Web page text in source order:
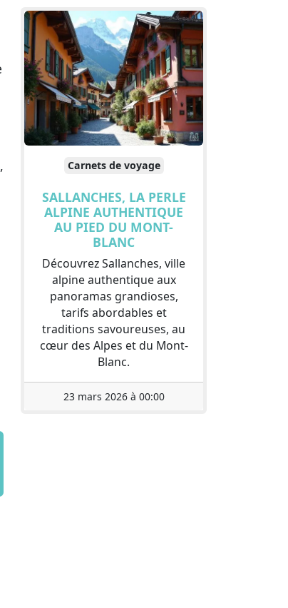
Carnets de voyage
SALLANCHES, LA PERLE
ALPINE AUTHENTIQUE
AU PIED DU MONT-
BLANC
Découvrez Sallanches, ville
alpine authentique aux
panoramas grandioses,
tarifs abordables et
traditions savoureuses, au
cœur des Alpes et du Mont-
Blanc.
23 mars 2026 à 00:00